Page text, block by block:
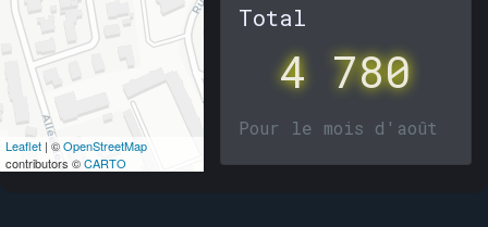
Leaflet | ©OpenStreetMap
contributors ©CARTO
Total
4 780
Pour le mois d'août